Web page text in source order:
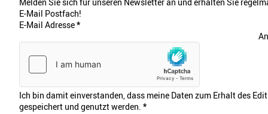
E-Mail Postfach!
E-Mail Adresse*
Ich bin damit einverstanden, dass meine Daten zum Erhalt des
gespeichert und genutzt werden. *